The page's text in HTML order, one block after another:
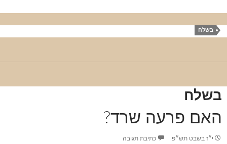
בשלח
בשלח
האם פרעה שרד?
י״ז בשבט תש״פ כתיבת תגובה